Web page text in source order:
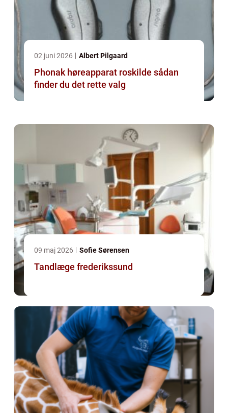
02 juni 2026 Albert Pilgaard
Phonak høreapparat roskilde sådan
finder du det rette valg
09 maj 2026 Sofie Sørensen
Tandlæge frederikssund